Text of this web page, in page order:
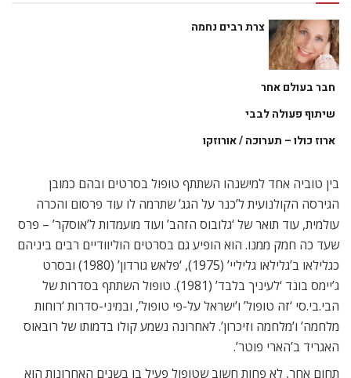
צרת רבים נחמה
חבר בעולם אחר
שיתוף פעולה לבבי
ארוז כולו – תערוכה / אורוזקו
בין טוביה אחד למישנהו השתתף טופול בסרטים ובהם כמובן
הגירסה הקולנועית ל’כנר על הגג’ שתרמה לו עוד פרסום והכרה
עולמית, עוד תואר של ‘גלובוס הזהב’ ועוד מועמדות ל’אוסקר’ – פרס
שעד כה חמק ממנו. הוא הופיע גם בסרטים הוליוודיים רבים ביניהם
כגלילאו ב’גלילאו גליליי’ (1975), ‘פלאש גורדון’ (1980) ובסרט
ג’יימס בונד ‘לעיניך בלבד’ (1981). טופול השתתף בסדרות של
הבי.בי.סי ‘זה טופול’ ו’ישראל על-פי טופול’, ובמיני-סדרות ‘רוחות
מלחמה’ ו’מלחמה וזיכרון’. לאחרונה נשמע קולו בדמותו של רובאוס
האגריד ב’הארי פוטר’.
תחום אחר, לא פחות חשוב שטופול פעיל בו בשנים האחרונות הוא